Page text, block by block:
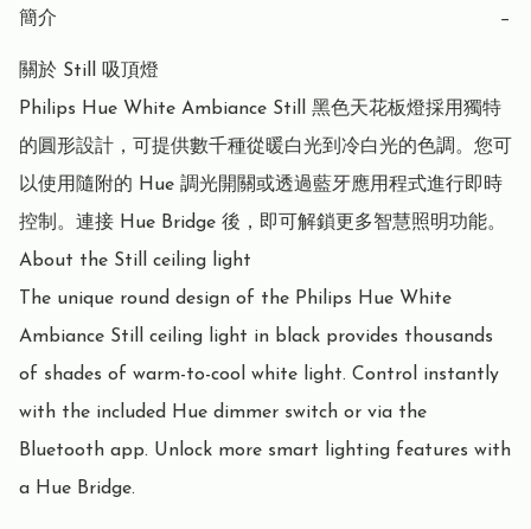
簡介 −
關於 Still 吸頂燈
Philips Hue White Ambiance Still 黑色天花板燈採用獨特
的圓形設計，可提供數千種從暖白光到冷白光的色調。您可
以使用隨附的 Hue 調光開關或透過藍牙應用程式進行即時
控制。連接 Hue Bridge 後，即可解鎖更多智慧照明功能。
About the Still ceiling light
The unique round design of the Philips Hue White
Ambiance Still ceiling light in black provides thousands
of shades of warm-to-cool white light. Control instantly
with the included Hue dimmer switch or via the
Bluetooth app. Unlock more smart lighting features with
a Hue Bridge.